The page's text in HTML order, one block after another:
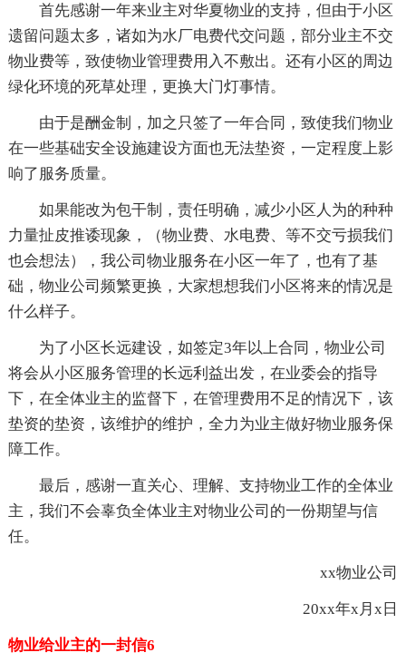
首先感谢一年来业主对华夏物业的支持，但由于小区
遗留问题太多，诸如为水厂电费代交问题，部分业主不交
物业费等，致使物业管理费用入不敷出。还有小区的周边
绿化环境的死草处理，更换大门灯事情。
由于是酬金制，加之只签了一年合同，致使我们物业
在一些基础安全设施建设方面也无法垫资，一定程度上影
响了服务质量。
如果能改为包干制，责任明确，减少小区人为的种种
力量扯皮推诿现象，（物业费、水电费、等不交亏损我们
也会想法），我公司物业服务在小区一年了，也有了基
础，物业公司频繁更换，大家想想我们小区将来的情况是
什么样子。
为了小区长远建设，如签定3年以上合同，物业公司
将会从小区服务管理的长远利益出发，在业委会的指导
下，在全体业主的监督下，在管理费用不足的情况下，该
垫资的垫资，该维护的维护，全力为业主做好物业服务保
障工作。
最后，感谢一直关心、理解、支持物业工作的全体业
主，我们不会辜负全体业主对物业公司的一份期望与信
任。
xx物业公司
20xx年x月x日
物业给业主的一封信6